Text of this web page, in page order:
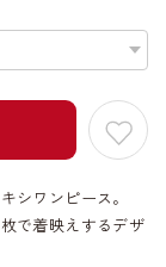
シワンピース。
で着映えするデザ